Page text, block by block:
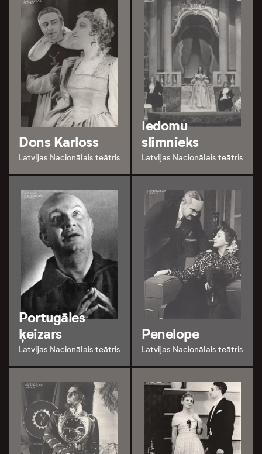
Dons Karloss
Latvijas Nacionālais teātris
Iedomu
slimnieks
Latvijas Nacionālais teātris
Portugāles
ķeizars
Latvijas Nacionālais teātris
Penelope
Latvijas Nacionālais teātris